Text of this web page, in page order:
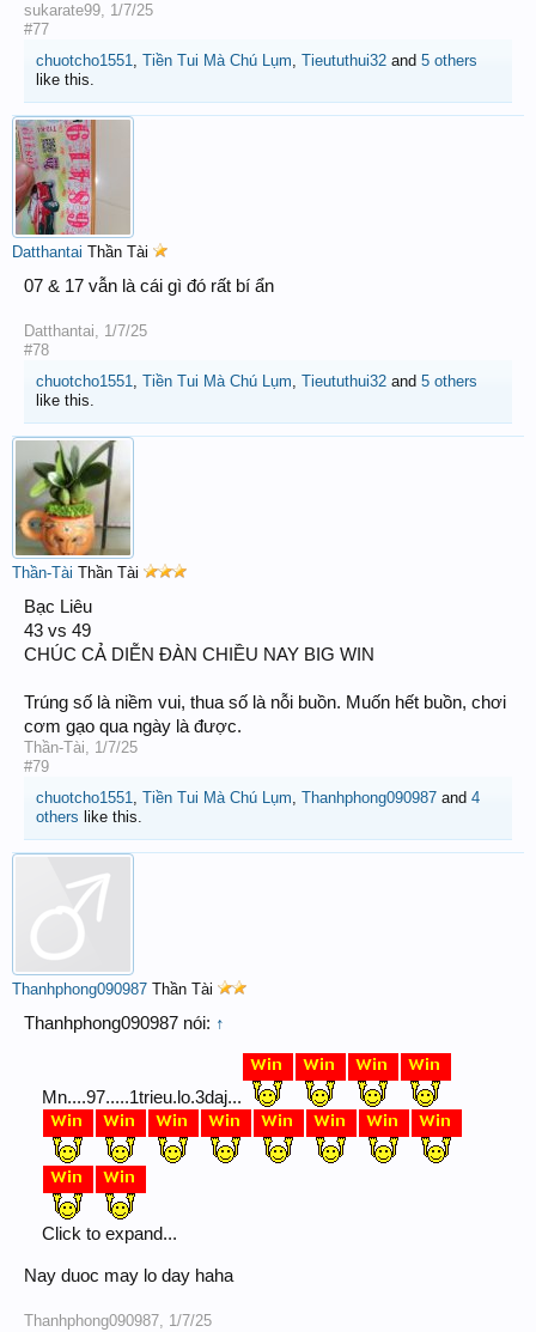
sukarate99, 1/7/25
#77
chuotcho1551, Tiền Tui Mà Chú Lụm, Tieututhui32 and 5 others
like this.
Datthantai Thần Tài
07 & 17 vẫn là cái gì đó rất bí ẩn
Datthantai, 1/7/25
#78
chuotcho1551, Tiền Tui Mà Chú Lụm, Tieututhui32 and 5 others
like this.
Thần-Tài Thần Tài
Bạc Liêu
43 vs 49
CHÚC CẢ DIỄN ĐÀN CHIỀU NAY BIG WIN
Trúng số là niềm vui, thua số là nỗi buồn. Muốn hết buồn, chơi
cơm gạo qua ngày là được.
Thần-Tài, 1/7/25
#79
chuotcho1551, Tiền Tui Mà Chú Lụm, Thanhphong090987 and 4
others like this.
Thanhphong090987 Thần Tài
Thanhphong090987 nói: ↑
Mn....97.....1trieu.lo.3daj...
Click to expand...
Nay duoc may lo day haha
Thanhphong090987 1/7/25